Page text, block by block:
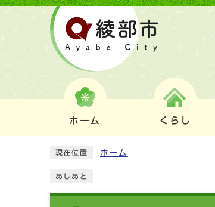
ホーム くらし
現在位置 ホーム
あしあと